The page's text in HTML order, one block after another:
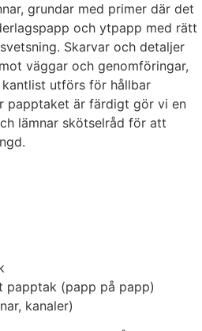
grundar med primer där det
och ytpapp med rätt
Skarvar och detaljer
väggar och genomföringar,
utförs för hållbar
papptaket är färdigt gör vi en
lämnar skötselråd för att
papptak (papp på papp)
kanaler)